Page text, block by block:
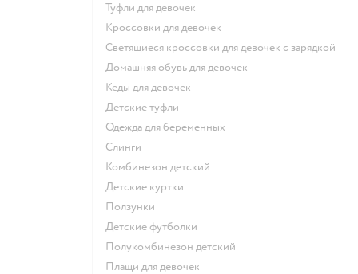
Туфли для девочек
Кроссовки для девочек
Светящиеся кроссовки для девочек с зарядкой
Домашняя обувь для девочек
Кеды для девочек
Детские туфли
Одежда для беременных
Слинги
Комбинезон детский
Детские куртки
Ползунки
Детские футболки
Полукомбинезон детский
Плащи для девочек